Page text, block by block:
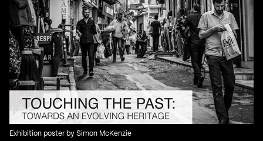
Exhibition poster by Simon McKenzie